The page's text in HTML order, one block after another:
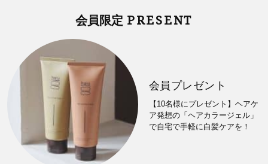
会員限定 PRESENT
会員プレゼント
【10名様にプレゼント】ヘアケ
ア発想の「ヘアカラージェル」
で自宅で手軽に白髪ケアを！